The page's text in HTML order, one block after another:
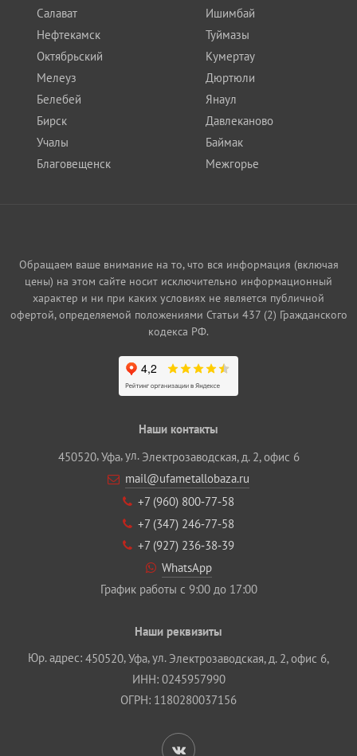
Салават
Нефтекамск
Октябрьский
Ишимбай
Туймазы
Кумертау
Мелеуз
Белебей
Бирск
Учалы
Благовещенск
Дюртюли
Янаул
Давлеканово
Баймак
Межгорье
Обращаем ваше внимание на то, что вся информация (включая
цены) на этом сайте носит исключительно информационный
характер и ни при каких условиях не является публичной
офертой, определяемой положениями Статьи 437 (2) Гражданского
кодекса РФ.
Наши контакты
450520,Уфа, ул. Электрозаводская, д. 2, офис 6
mail@ufametallobaza.ru
+7 (960) 800‐77‐58
+7 (347) 246‐77‐58
+7 (927) 236‐38‐39
WhatsApp
График работы с 9:00 до 17:00
Наши реквизиты
Юр. адрес: 450520,Уфа, ул. Электрозаводская, д. 2, офис 6,
ИНН: 0245957990
ОГРН: 1180280037156